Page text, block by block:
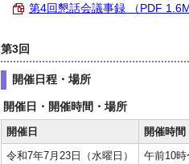
第4回懇話会議事録 （PDF
第3回
開催日程・場所
開催日・開催時間・場所
開催日 開催時間
令和7年7月23日（水曜日）
午前10